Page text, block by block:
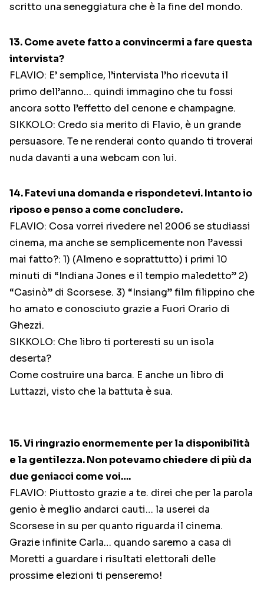
scritto una seneggiatura che è la fine del mondo.
13. Come avete fatto a convincermi a fare questa
intervista?
FLAVIO: E’ semplice, l’intervista l’ho ricevuta il
primo dell’anno… quindi immagino che tu fossi
ancora sotto l’effetto del cenone e champagne.
SIKKOLO: Credo sia merito di Flavio, è un grande
persuasore. Te ne renderai conto quando ti troverai
nuda davanti a una webcam con lui.
14. Fatevi una domanda e rispondetevi. Intanto io
riposo e penso a come concludere.
FLAVIO: Cosa vorrei rivedere nel 2006 se studiassi
cinema, ma anche se semplicemente non l’avessi
mai fatto?: 1) (Almeno e soprattutto) i primi 10
minuti di “Indiana Jones e il tempio maledetto” 2)
“Casinò” di Scorsese. 3) “Insiang” film filippino che
ho amato e conosciuto grazie a Fuori Orario di
Ghezzi.
SIKKOLO: Che libro ti porteresti su un isola
deserta?
Come costruire una barca. E anche un libro di
Luttazzi, visto che la battuta è sua.
15. Vi ringrazio enormemente per la disponibilità
e la gentilezza. Non potevamo chiedere di più da
due geniacci come voi….
FLAVIO: Piuttosto grazie a te. direi che per la parola
genio è meglio andarci cauti… la userei da
Scorsese in su per quanto riguarda il cinema.
Grazie infinite Carla… quando saremo a casa di
Moretti a guardare i risultati elettorali delle
prossime elezioni ti penseremo!